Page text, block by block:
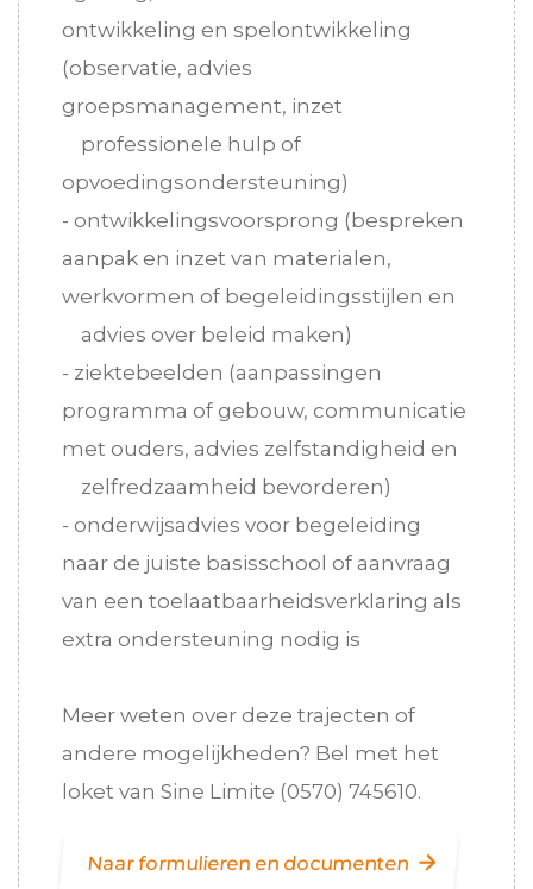
ontwikkeling en spelontwikkeling
(observatie, advies
groepsmanagement, inzet
professionele hulp of
opvoedingsondersteuning)
- ontwikkelingsvoorsprong (bespreken
aanpak en inzet van materialen,
werkvormen of begeleidingsstijlen en
advies over beleid maken)
- ziektebeelden (aanpassingen
programma of gebouw, communicatie
met ouders, advies zelfstandigheid en
zelfredzaamheid bevorderen)
- onderwijsadvies voor begeleiding
naar de juiste basisschool of aanvraag
van een toelaatbaarheidsverklaring als
extra ondersteuning nodig is
Meer weten over deze trajecten of
andere mogelijkheden? Bel met het
loket van Sine Limite (0570) 745610.
Naar formulieren en documenten